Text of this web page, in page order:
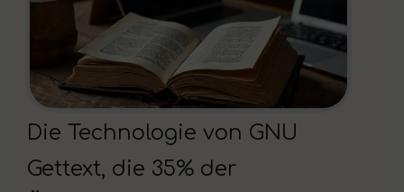
Die Technologie von GNU
Gettext, die 35% der